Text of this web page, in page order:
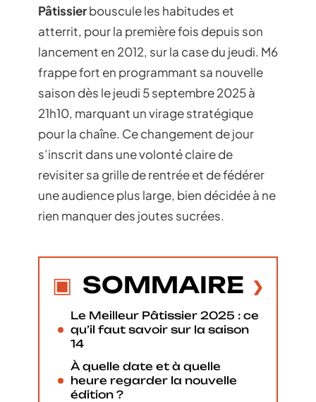
Pâtissierbouscule les habitudes et
atterrit, pour la première fois depuis son
lancement en 2012, sur la case du jeudi. M6
frappe fort en programmant sa nouvelle
saison dès le jeudi 5 septembre 2025 à
21h10, marquant un virage stratégique
pour la chaîne. Ce changement de jour
s’inscrit dans une volonté claire de
revisiter sa grille de rentrée et de fédérer
une audience plus large, bien décidée à ne
rien manquer des joutes sucrées.
SOMMAIRE
Le Meilleur Pâtissier 2025 : ce
qu’il faut savoir sur la saison
14
À quelle date et à quelle
heure regarder la nouvelle
édition ?